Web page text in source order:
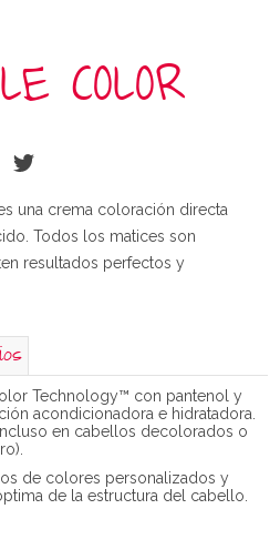
COLOR
una crema coloración directa
Todos los matices son
resultados perfectos y
Technology™ con pantenol y
acondicionadora e hidratadora.
en cabellos decolorados o
de colores personalizados y
de la estructura del cabello.